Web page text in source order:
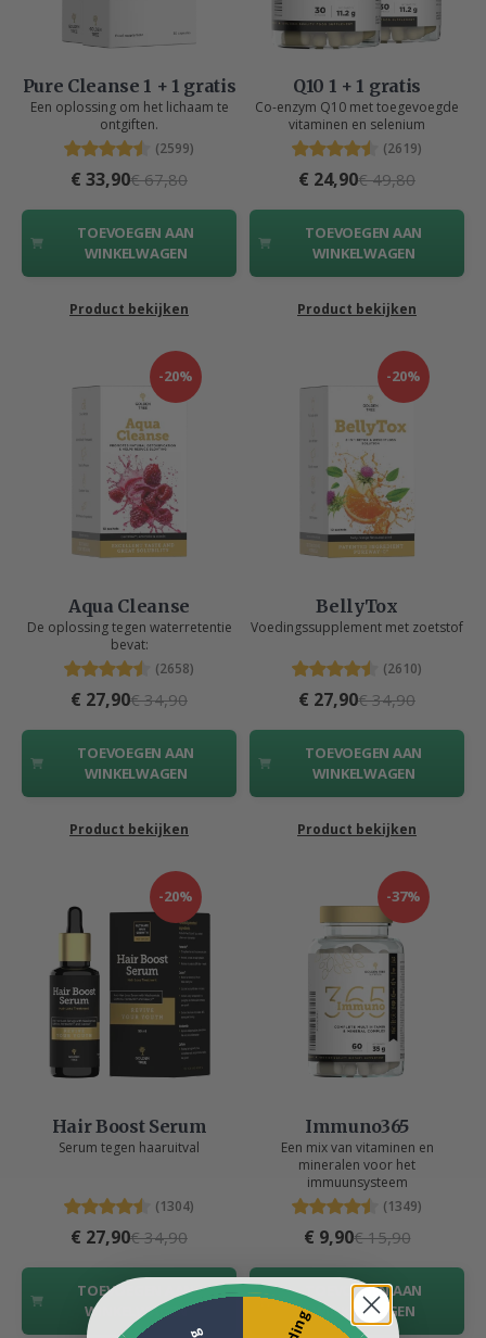
Pure Cleanse 1 + 1 gratis
Een oplossing om het lichaam te
ontgiften.
(2599)
€ 33,90€ 67,80
TOEVOEGEN AAN
WINKELWAGEN
Product bekijken
Q10 1 + 1 gratis
Co-enzym Q10 met toegevoegde
vitaminen en selenium
(2619)
€ 24,90€ 49,80
TOEVOEGEN AAN
WINKELWAGEN
Product bekijken
-20%
Aqua Cleanse
De oplossing tegen waterretentie
bevat:
(2658)
€ 27,90€ 34,90
TOEVOEGEN AAN
WINKELWAGEN
Product bekijken
-20%
BellyTox
Voedingssupplement met zoetstof
(2610)
€ 27,90€ 34,90
TOEVOEGEN AAN
WINKELWAGEN
Product bekijken
-20%
Hair Boost Serum
Serum tegen haaruitval
(1304)
€ 27,90€ 34,90
TOEVOEGEN AAN
WINKELWAGEN
-37%
Immuno365
Een mix van vitaminen en
mineralen voor het
immuunsysteem
(1349)
€ 9,90€ 15,90
TOEVOEGEN AAN
WINKELWAGEN